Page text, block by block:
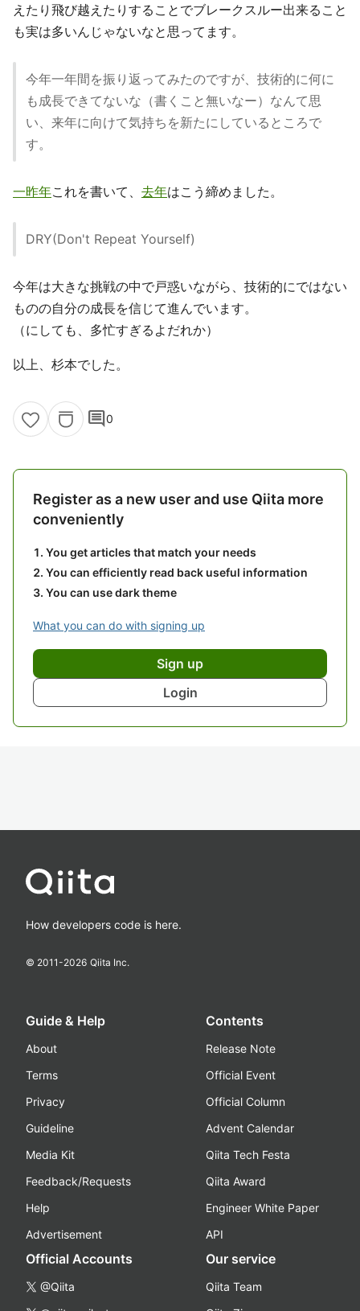
えたり飛び越えたりすることでブレークスルー出来ること
も実は多いんじゃないなと思ってます。
今年一年間を振り返ってみたのですが、技術的に何に
も成長できてないな（書くこと無いなー）なんて思
い、来年に向けて気持ちを新たにしているところで
す。
一昨年これを書いて、 去年はこう締めました。
DRY(Don't Repeat Yourself)
今年は大きな挑戦の中で戸惑いながら、技術的にではない
ものの自分の成長を信じて進んでいます。
（にしても、多忙すぎるよだれか）
以上、杉本でした。
comment0
Register as a new user and use Qiita more
conveniently
You get articles that match your needs
You can efficiently read back useful information
You can use dark theme
What you can do with signing up
Sign up
Login
How developers code is here.
© 2011-2026 Qiita Inc.
Guide & Help
About
Terms
Privacy
Guideline
Media Kit
Feedback/Requests
Help
Advertisement
Contents
Release Note
Official Event
Official Column
Advent Calendar
Qiita Tech Festa
Qiita Award
Engineer White Paper
API
Official Accounts
@Qiita
Our service
Qiita Team